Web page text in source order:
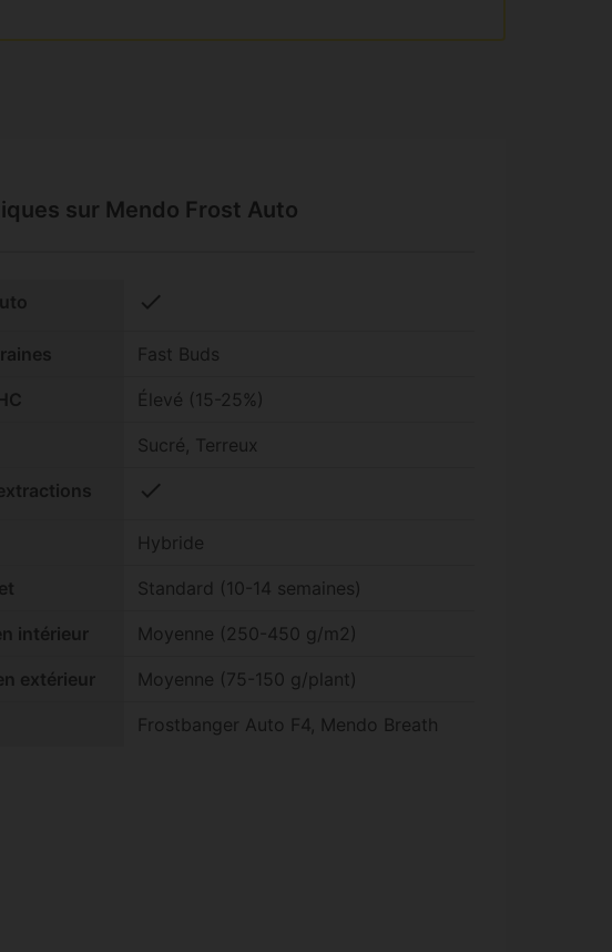
sur Mendo Frost Auto
check
Fast Buds
Élevé (15-25%)
Sucré, Terreux
check
Hybride
Standard (10-14 semaines)
intérieur Moyenne (250-450 g/m2)
extérieur Moyenne (75-150 g/plant)
Frostbanger Auto F4, Mendo Breath